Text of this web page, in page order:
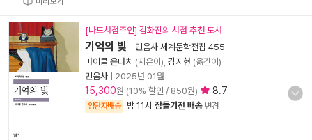
[나도서점주인] 김화진의 서점 추천 도서
기억의 빛 - 민음사 세계문학전집 455
마이클 온다치 (지은이), 김지현 (옮긴이)
민음사
2025년 01월
15,300원 (10% 할인 / 850원) 8.7
양탄자배송 밤 11시 잠들기전 배송 변경